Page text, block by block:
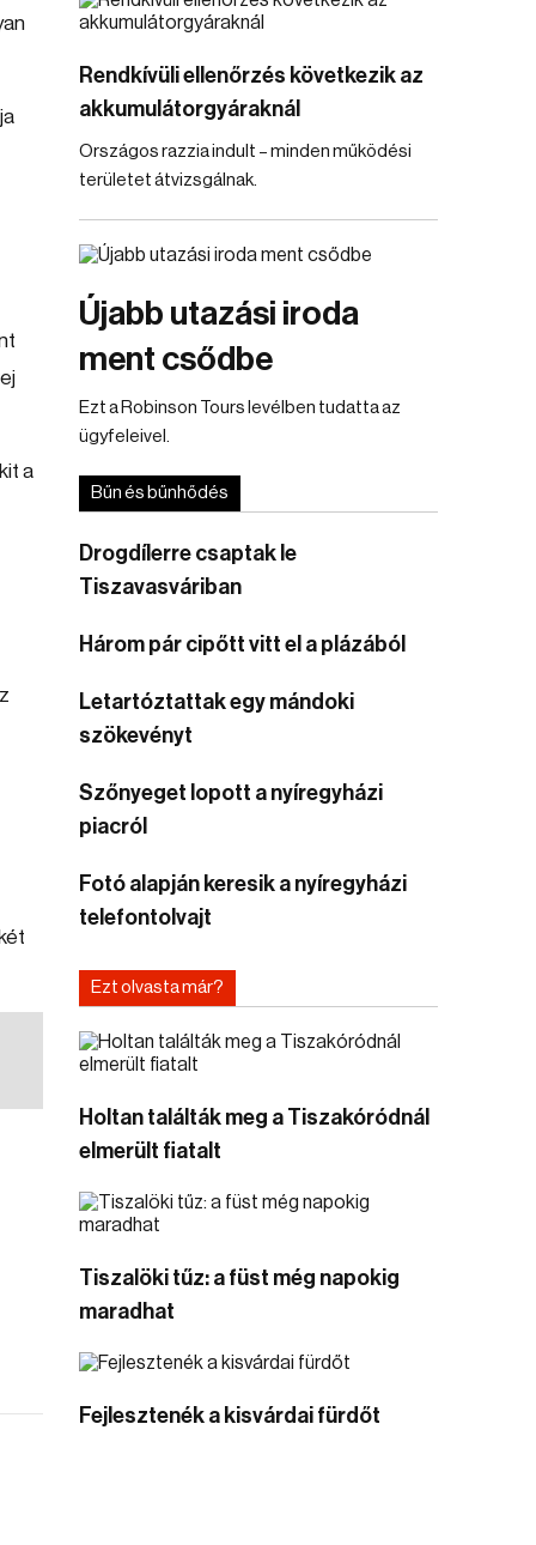
a
Rendkívüli ellenőrzés következik az
akkumulátorgyáraknál
Országos razzia indult – minden működési
területet átvizsgálnak.
Újabb utazási iroda
ment csődbe
Ezt a Robinson Tours levélben tudatta az
ügyfeleivel.
Bűn és bűnhődés
Drogdílerre csaptak le
Tiszavasváriban
Három pár cipőtt vitt el a plázából
Letartóztattak egy mándoki
szökevényt
Szőnyeget lopott a nyíregyházi
piacról
Fotó alapján keresik a nyíregyházi
telefontolvajt
Ezt olvasta már?
Holtan találták meg a Tiszakóródnál
elmerült fiatalt
Tiszalöki tűz: a füst még napokig
maradhat
Fejlesztenék a kisvárdai fürdőt